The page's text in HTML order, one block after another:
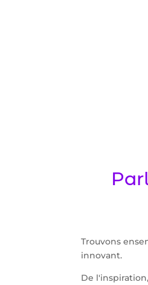
Trouvons
innovant.
De